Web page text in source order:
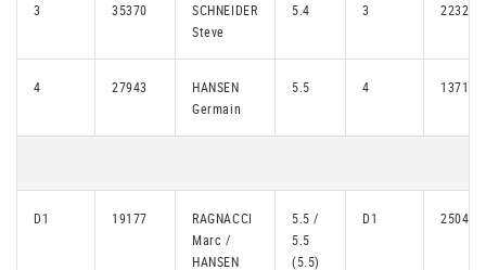
3 35370
SCHNEIDER
Steve
5.4 3 22324
4 27943
HANSEN
Germain
5.5 4 13712
D1 19177
RAGNACCI
Marc /
HANSEN
5.5 /
5.5
(5.5)
D1 25045